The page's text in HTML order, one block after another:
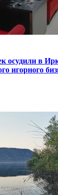
осудили в
игорного